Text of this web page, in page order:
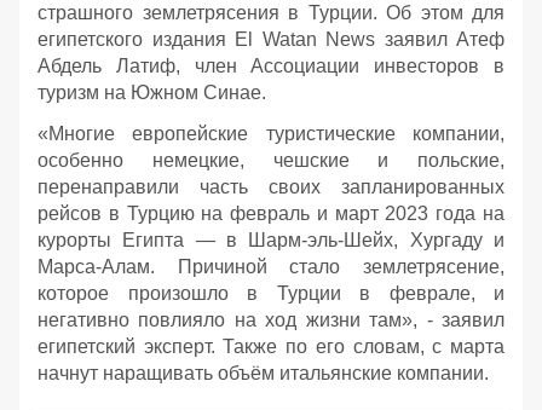
страшного землетрясения в Турции. Об этом для
египетского издания El Watan News заявил Атеф
Абдель Латиф, член Ассоциации инвесторов в
туризм на Южном Синае.
«Многие европейские туристические компании,
особенно немецкие, чешские и польские,
перенаправили часть своих запланированных
рейсов в Турцию на февраль и март 2023 года на
курорты Египта — в Шарм-эль-Шейх, Хургаду и
Марса-Алам. Причиной стало землетрясение,
которое произошло в Турции в феврале, и
негативно повлияло на ход жизни там», - заявил
египетский эксперт. Также по его словам, с марта
начнут наращивать объём итальянские компании.